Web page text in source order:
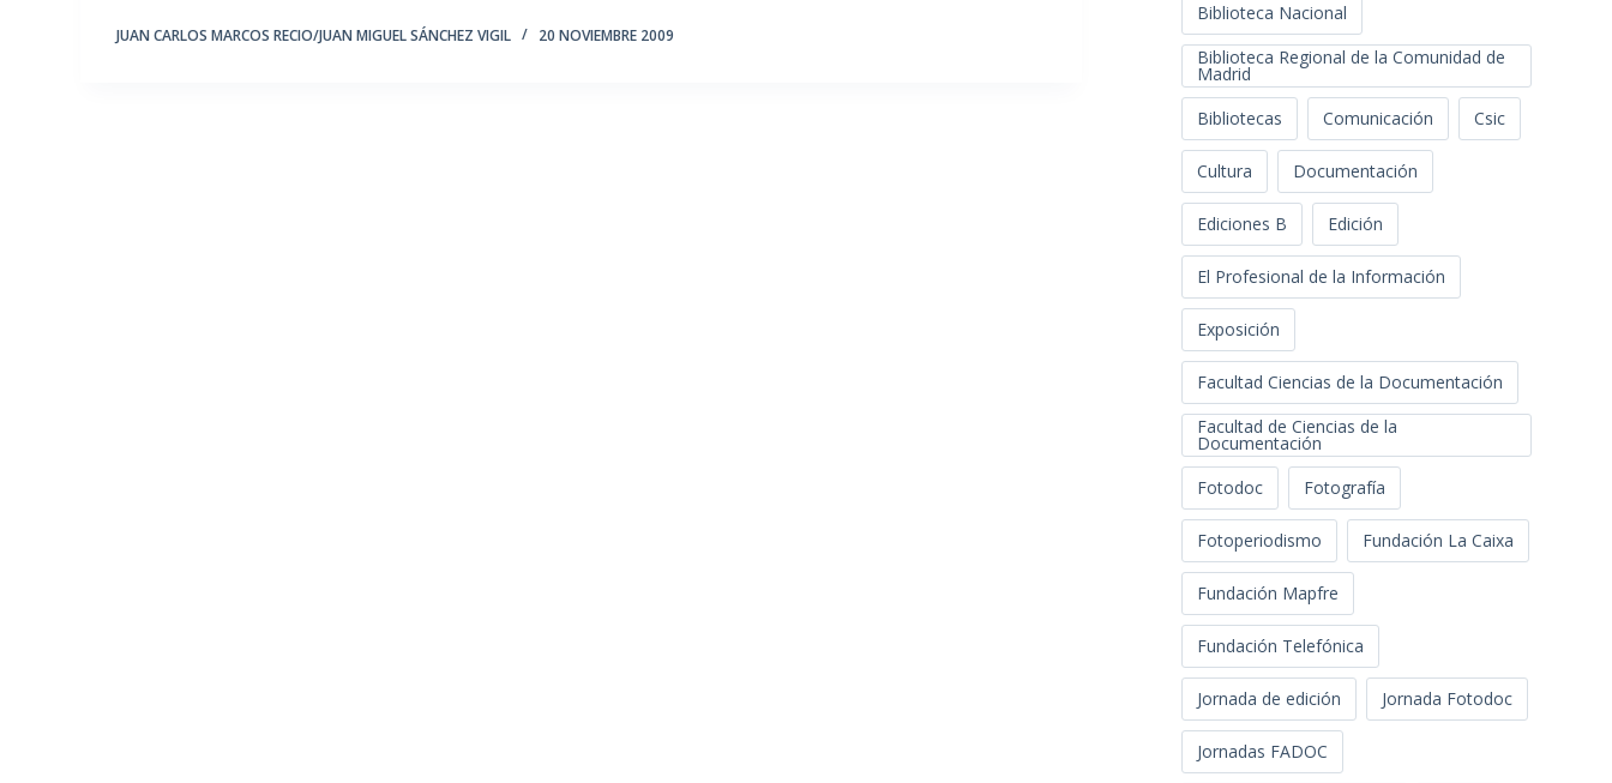
JUAN CARLOS MARCOS RECIO/JUAN MIGUEL SÁNCHEZ VIGIL 20 NOVIEMBRE 2009
Biblioteca Nacional
Biblioteca Regional de la Comunidad de
Madrid
Bibliotecas
Comunicación Csic
Cultura Documentación
Ediciones B Edición
El Profesional de la Información
Exposición
Facultad Ciencias de la Documentación
Facultad de Ciencias de la
Documentación
Fotodoc
Fotografía
Fotoperiodismo Fundación La Caixa
Fundación Mapfre
Fundación Telefónica
Jornada de edición Jornada Fotodoc
Jornadas FADOC